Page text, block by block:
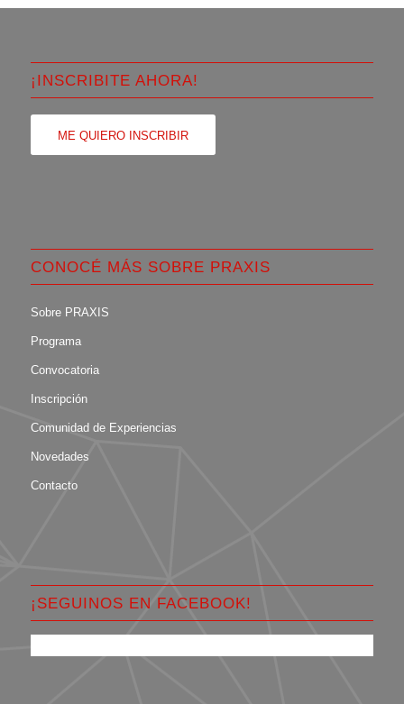
¡INSCRIBITE AHORA!
ME QUIERO INSCRIBIR
CONOCÉ MÁS SOBRE PRAXIS
Sobre PRAXIS
Programa
Convocatoria
Inscripción
Comunidad de Experiencias
Novedades
Contacto
¡SEGUINOS EN FACEBOOK!